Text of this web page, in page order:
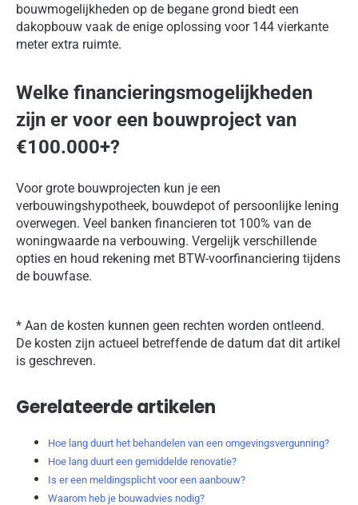
bouwmogelijkheden op de begane grond biedt een
dakopbouw vaak de enige oplossing voor 144 vierkante
meter extra ruimte.
Welke financieringsmogelijkheden
zijn er voor een bouwproject van
€100.000+?
Voor grote bouwprojecten kun je een
verbouwingshypotheek, bouwdepot of persoonlijke lening
overwegen. Veel banken financieren tot 100% van de
woningwaarde na verbouwing. Vergelijk verschillende
opties en houd rekening met BTW-voorfinanciering tijdens
de bouwfase.
* Aan de kosten kunnen geen rechten worden ontleend.
De kosten zijn actueel betreffende de datum dat dit artikel
is geschreven.
Gerelateerde artikelen
Hoe lang duurt het behandelen van een omgevingsvergunning?
Hoe lang duurt een gemiddelde renovatie?
Is er een meldingsplicht voor een aanbouw?
Waarom heb je bouwadvies nodig?